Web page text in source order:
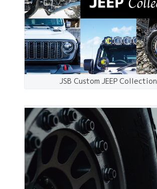
JSB Custom JEEP Collection